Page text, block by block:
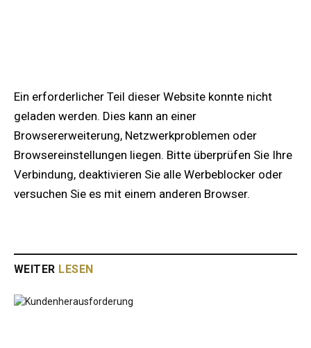
Ein erforderlicher Teil dieser Website konnte nicht
geladen werden. Dies kann an einer
Browsererweiterung, Netzwerkproblemen oder
Browsereinstellungen liegen. Bitte überprüfen Sie Ihre
Verbindung, deaktivieren Sie alle Werbeblocker oder
versuchen Sie es mit einem anderen Browser.
WEITER LESEN